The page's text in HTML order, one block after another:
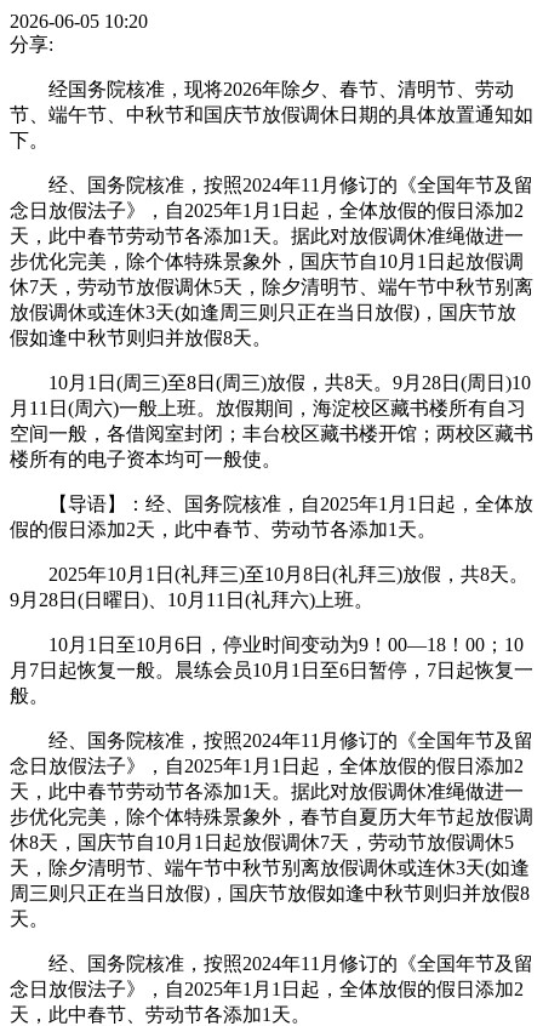
2026-06-05 10:20
分享:
经国务院核准，现将2026年除夕、春节、清明节、劳动
节、端午节、中秋节和国庆节放假调休日期的具体放置通知如
下。
经、国务院核准，按照2024年11月修订的《全国年节及留
念日放假法子》，自2025年1月1日起，全体放假的假日添加2
天，此中春节劳动节各添加1天。据此对放假调休准绳做进一
步优化完美，除个体特殊景象外，国庆节自10月1日起放假调
休7天，劳动节放假调休5天，除夕清明节、端午节中秋节别离
放假调休或连休3天(如逢周三则只正在当日放假)，国庆节放
假如逢中秋节则归并放假8天。
10月1日(周三)至8日(周三)放假，共8天。9月28日(周日)10
月11日(周六)一般上班。放假期间，海淀校区藏书楼所有自习
空间一般，各借阅室封闭；丰台校区藏书楼开馆；两校区藏书
楼所有的电子资本均可一般使。
【导语】：经、国务院核准，自2025年1月1日起，全体放
假的假日添加2天，此中春节、劳动节各添加1天。
2025年10月1日(礼拜三)至10月8日(礼拜三)放假，共8天。
9月28日(日曜日)、10月11日(礼拜六)上班。
10月1日至10月6日，停业时间变动为9！00—18！00；10
月7日起恢复一般。晨练会员10月1日至6日暂停，7日起恢复一
般。
经、国务院核准，按照2024年11月修订的《全国年节及留
念日放假法子》，自2025年1月1日起，全体放假的假日添加2
天，此中春节劳动节各添加1天。据此对放假调休准绳做进一
步优化完美，除个体特殊景象外，春节自夏历大年节起放假调
休8天，国庆节自10月1日起放假调休7天，劳动节放假调休5
天，除夕清明节、端午节中秋节别离放假调休或连休3天(如逢
周三则只正在当日放假)，国庆节放假如逢中秋节则归并放假8
天。
经、国务院核准，按照2024年11月修订的《全国年节及留
念日放假法子》，自2025年1月1日起，全体放假的假日添加2
天，此中春节、劳动节各添加1天。